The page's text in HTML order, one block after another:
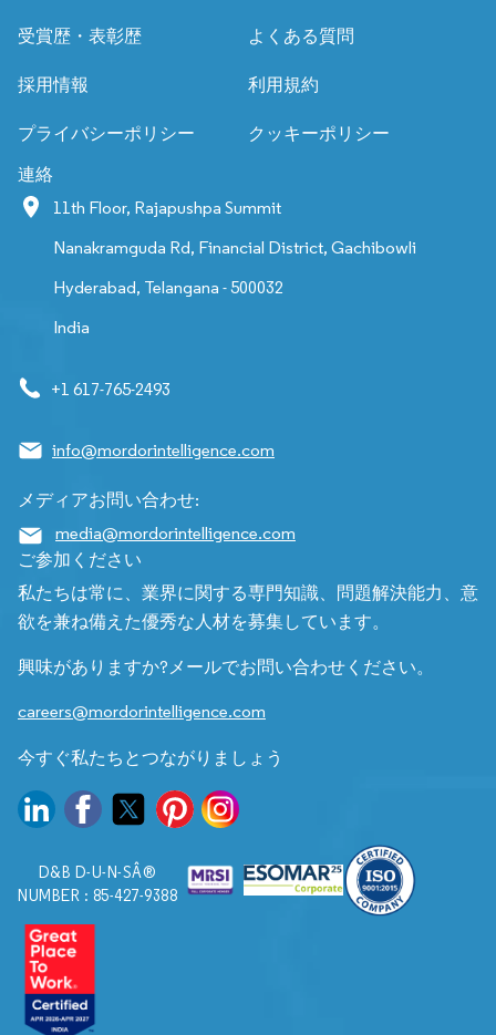
受賞歴・表彰歴 よくある質問
採用情報 利用規約
プライバシーポリシー クッキーポリシー
連絡
11th Floor, Rajapushpa Summit
Nanakramguda Rd, Financial District, Gachibowli
Hyderabad, Telangana - 500032
India
+1 617-765-2493
info@mordorintelligence.com
メディアお問い合わせ:
media@mordorintelligence.com
ご参加ください
私たちは常に、業界に関する専門知識、問題解決能力、意
欲を兼ね備えた優秀な人材を募集しています。
興味がありますか?メールでお問い合わせください。
careers@mordorintelligence.com
今すぐ私たちとつながりましょう
D&B D-U-N-SÂ®
NUMBER : 85-427-9388